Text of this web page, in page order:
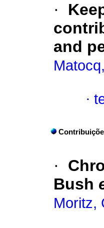
·
and
·
·
Bush
Moritz,